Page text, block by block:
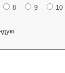
8 9
10